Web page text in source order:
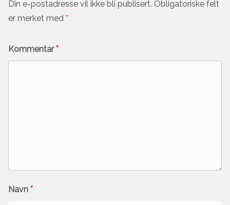
Din e-postadresse vil ikke bli publisert. Obligatoriske felt
er merket med *
Kommentar*
Navn *